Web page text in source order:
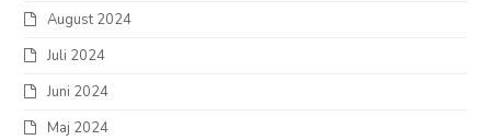
August 2024
Juli 2024
Juni 2024
Maj 2024